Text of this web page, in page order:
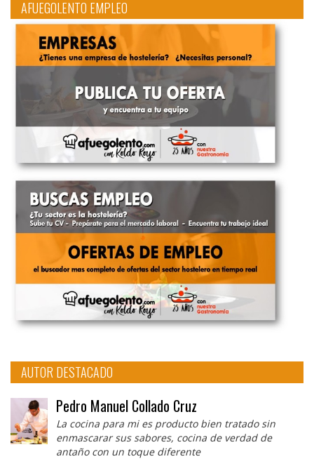
AFUEGOLENTO EMPLEO
AUTOR DESTACADO
Pedro Manuel Collado Cruz
La cocina para mi es producto bien tratado sin
enmascarar sus sabores, cocina de verdad de
antaño con un toque diferente